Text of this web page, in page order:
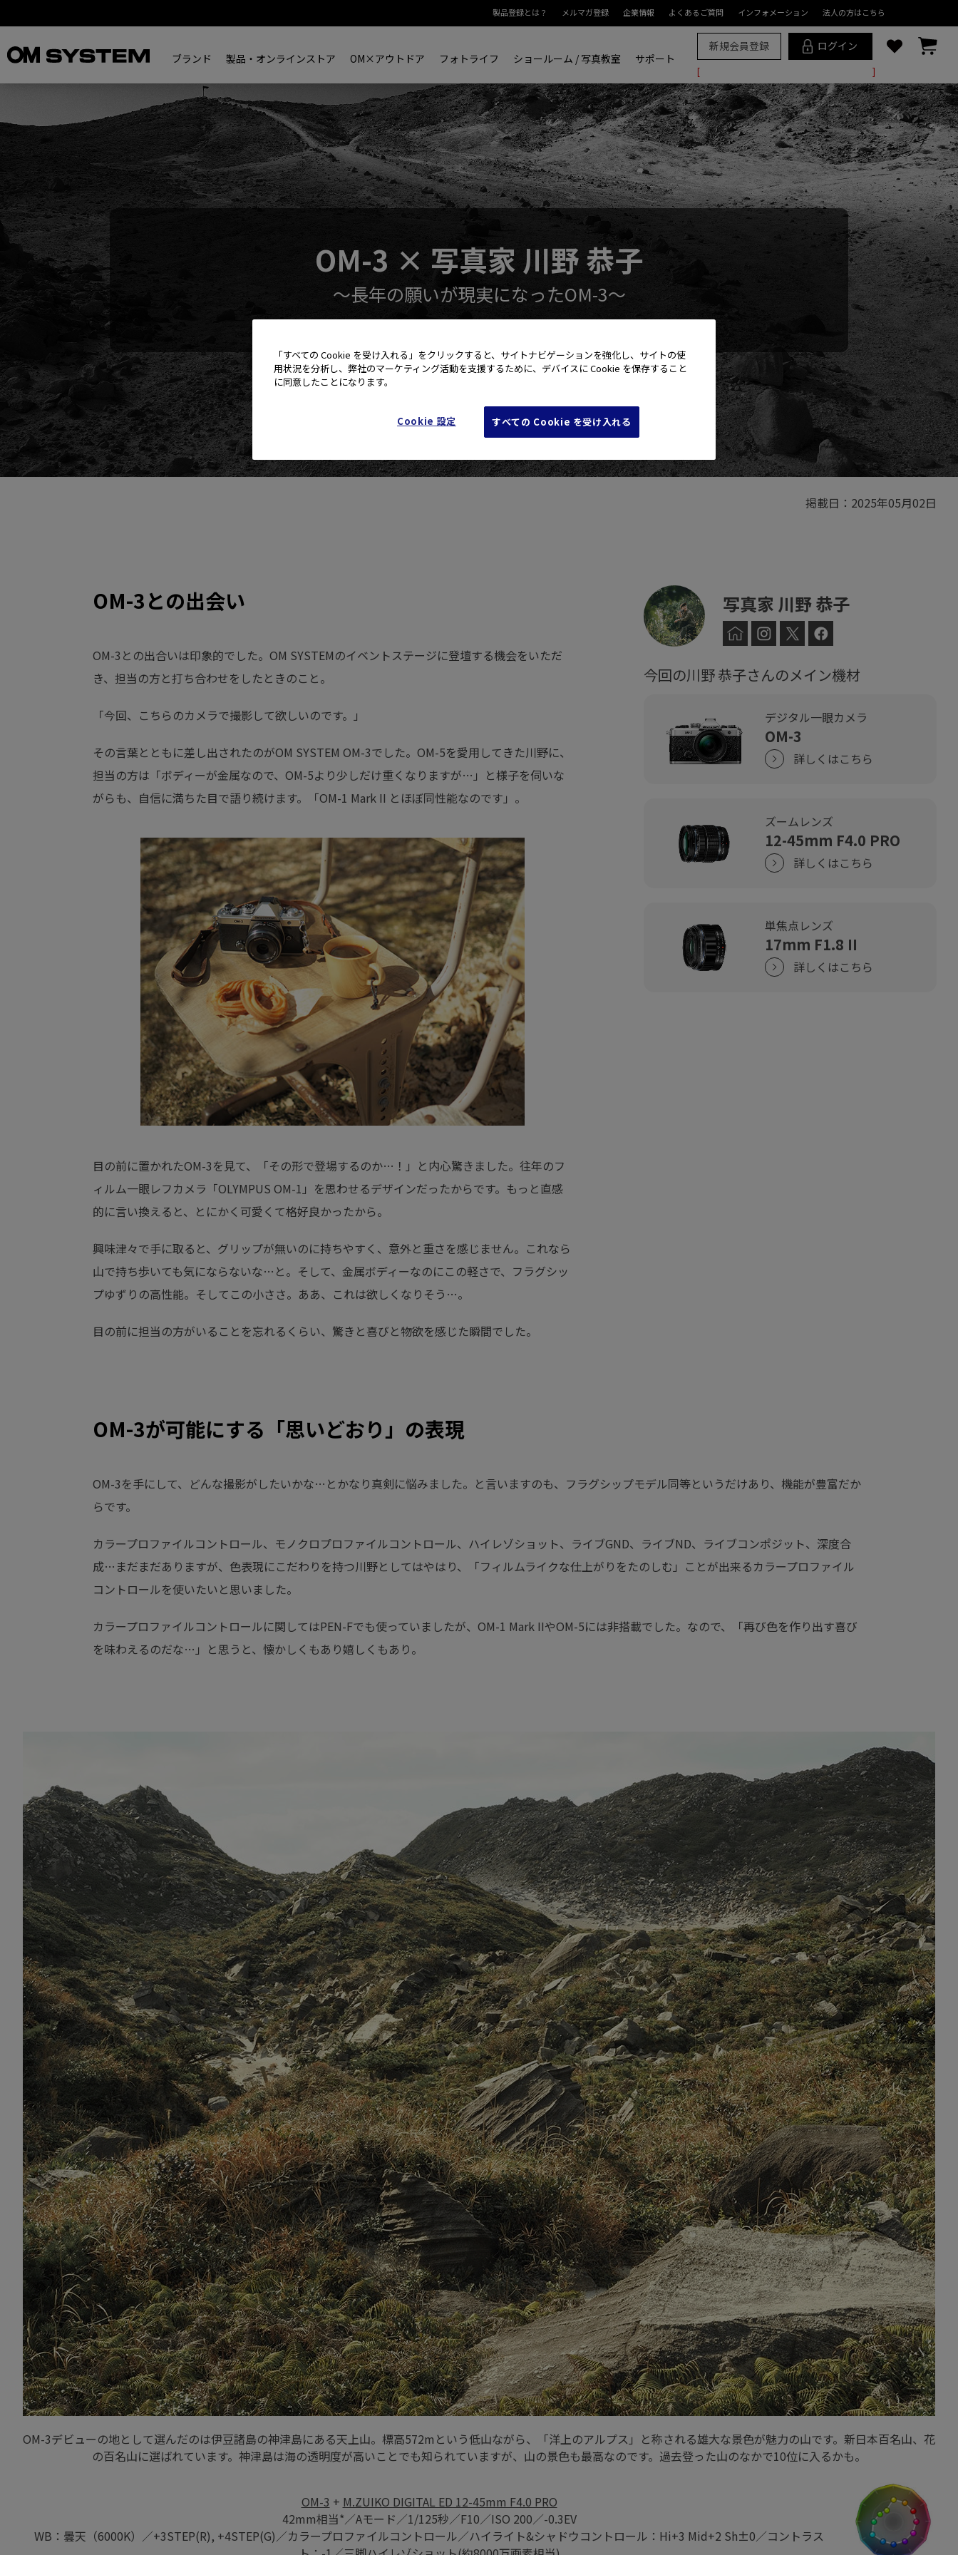
製品登録とは？ メルマガ登録 企業情報 よくあるご質問 インフォメーション 法人の方はこちら
ブランド 製品・オンラインストア OM×アウトドア フォトライフ ショールーム / 写真教室 サポート
新規会員登録 ログイン
OM-3 × 写真家 川野 恭子
～長年の願いが現実になったOM-3～
掲載日：2025年05月02日
OM-3との出会い
OM-3との出合いは印象的でした。OM SYSTEMのイベントステージに登壇する機会をいただ
き、担当の方と打ち合わせをしたときのこと。
「今回、こちらのカメラで撮影して欲しいのです。」
その言葉とともに差し出されたのがOM SYSTEM OM-3でした。OM-5を愛用してきた川野に、
担当の方は「ボディーが金属なので、OM-5より少しだけ重くなりますが…」と様子を伺いな
がらも、自信に満ちた目で語り続けます。「OM-1 Mark II とほぼ同性能なのです」。
目の前に置かれたOM-3を見て、「その形で登場するのか…！」と内心驚きました。往年のフ
ィルム一眼レフカメラ「OLYMPUS OM-1」を思わせるデザインだったからです。もっと直感
的に言い換えると、とにかく可愛くて格好良かったから。
興味津々で手に取ると、グリップが無いのに持ちやすく、意外と重さを感じません。これなら
山で持ち歩いても気にならないな…と。そして、金属ボディーなのにこの軽さで、フラグシッ
プゆずりの高性能。そしてこの小ささ。ああ、これは欲しくなりそう…。
目の前に担当の方がいることを忘れるくらい、驚きと喜びと物欲を感じた瞬間でした。
写真家 川野 恭子
今回の川野 恭子さんのメイン機材
デジタル一眼カメラ
OM-3
詳しくはこちら
ズームレンズ
12-45mm F4.0 PRO
詳しくはこちら
単焦点レンズ
17mm F1.8 II
詳しくはこちら
OM-3が可能にする「思いどおり」の表現
OM-3を手にして、どんな撮影がしたいかな…とかなり真剣に悩みました。と言いますのも、フラグシップモデル同等というだけあり、機能が豊富だか
らです。
カラープロファイルコントロール、モノクロプロファイルコントロール、ハイレゾショット、ライブGND、ライブND、ライブコンポジット、深度合
成…まだまだありますが、色表現にこだわりを持つ川野としてはやはり、「フィルムライクな仕上がりをたのしむ」ことが出来るカラープロファイル
コントロールを使いたいと思いました。
カラープロファイルコントロールに関してはPEN-Fでも使っていましたが、OM-1 Mark IIやOM-5には非搭載でした。なので、「再び色を作り出す喜び
を味わえるのだな…」と思うと、懐かしくもあり嬉しくもあり。
OM-3デビューの地として選んだのは伊豆諸島の神津島にある天上山。標高572mという低山ながら、「洋上のアルプス」と称される雄大な景色が魅力の山です。新日本百名山、花
の百名山に選ばれています。神津島は海の透明度が高いことでも知られていますが、山の景色も最高なのです。過去登った山のなかで10位に入るかも。
OM-3 + M.ZUIKO DIGITAL ED 12-45mm F4.0 PRO
42mm相当*／Aモード／1/125秒／F10／ISO 200／-0.3EV
WB：曇天（6000K）／+3STEP(R), +4STEP(G)／カラープロファイルコントロール／ハイライト&シャドウコントロール：Hi+3 Mid+2 Sh±0／コントラス
「すべての Cookie を受け入れる」をクリックすると、サイトナビゲーションを強化し、サイトの使
用状況を分析し、弊社のマーケティング活動を支援するために、デバイスに Cookie を保存すること
に同意したことになります。
Cookie 設定 すべての Cookie を受け入れる